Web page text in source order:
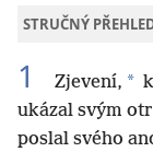
STRUČNÝ
1 Zjevení, *
ukázal svým
poslal svého